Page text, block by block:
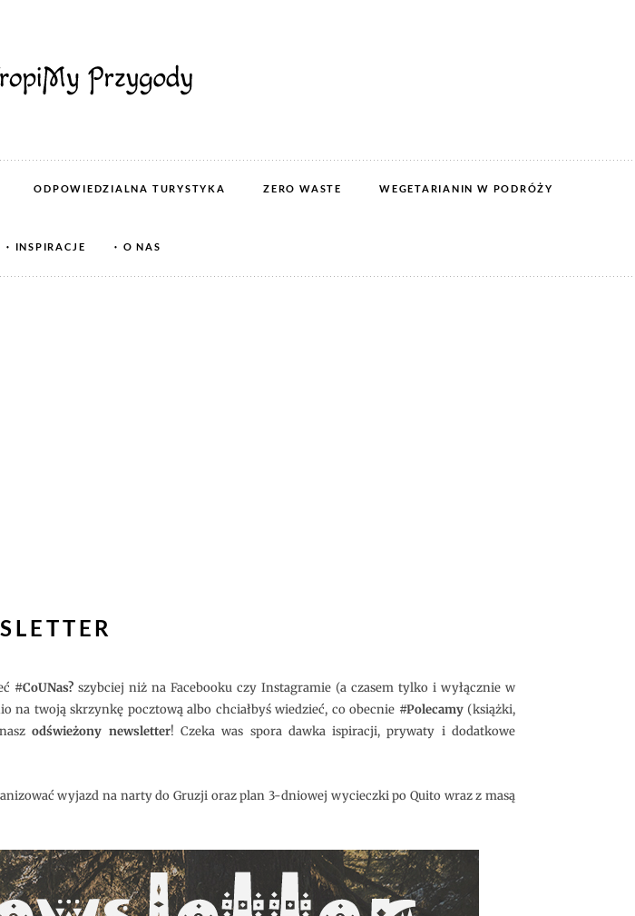
ODPOWIEDZIALNA TURYSTYKA ZERO WASTE WEGETARIANIN W PODRÓŻY
INSPIRACJE O NAS
#CoUNas? szybciej niż na Facebooku czy Instagramie (a czasem tylko i wyłącznie w
na twoją skrzynkę pocztową albo chciałbyś wiedzieć, co obecnie #Polecamy(książki,
odświeżony newsletter! Czeka was spora dawka ispiracji, prywaty i dodatkowe
wyjazd na narty do Gruzji oraz plan 3-dniowej wycieczki po Quito wraz z masą